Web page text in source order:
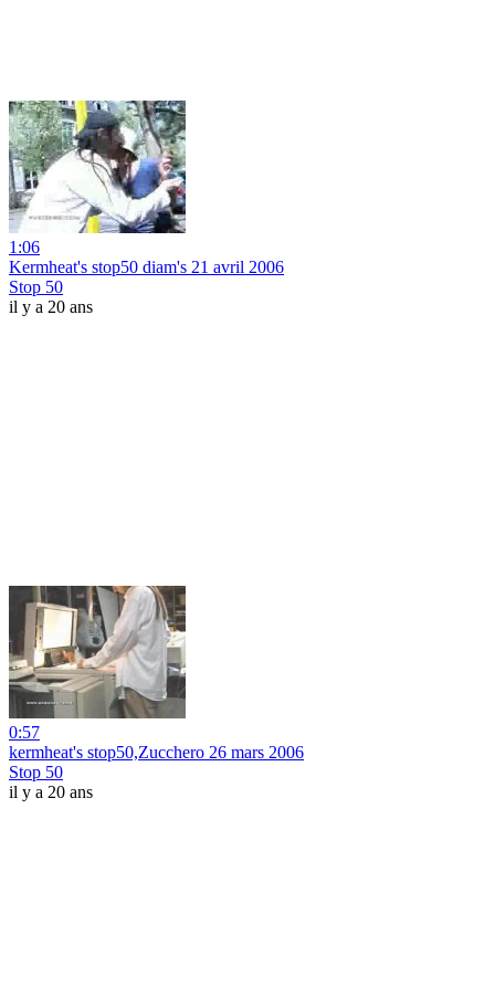
1:06
Kermheat's stop50 diam's 21 avril 2006
Stop 50
il y a 20 ans
0:57
kermheat's stop50,Zucchero 26 mars 2006
Stop 50
il y a 20 ans